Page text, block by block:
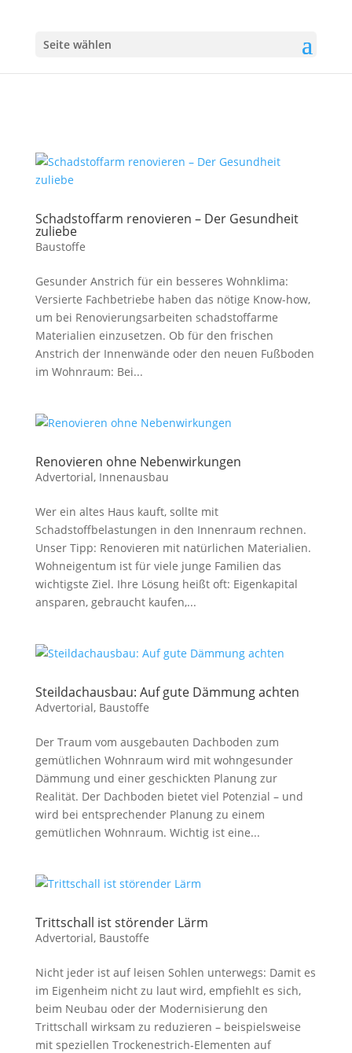
Seite wählen
Schadstoffarm renovieren – Der Gesundheit
zuliebe
Baustoffe
Gesunder Anstrich für ein besseres Wohnklima:
Versierte Fachbetriebe haben das nötige Know-how,
um bei Renovierungsarbeiten schadstoffarme
Materialien einzusetzen. Ob für den frischen
Anstrich der Innenwände oder den neuen Fußboden
im Wohnraum: Bei...
Renovieren ohne Nebenwirkungen
Advertorial, Innenausbau
Wer ein altes Haus kauft, sollte mit
Schadstoffbelastungen in den Innenraum rechnen.
Unser Tipp: Renovieren mit natürlichen Materialien.
Wohneigentum ist für viele junge Familien das
wichtigste Ziel. Ihre Lösung heißt oft: Eigenkapital
ansparen, gebraucht kaufen,...
Steildachausbau: Auf gute Dämmung achten
Advertorial, Baustoffe
Der Traum vom ausgebauten Dachboden zum
gemütlichen Wohnraum wird mit wohngesunder
Dämmung und einer geschickten Planung zur
Realität. Der Dachboden bietet viel Potenzial – und
wird bei entsprechender Planung zu einem
gemütlichen Wohnraum. Wichtig ist eine...
Trittschall ist störender Lärm
Advertorial, Baustoffe
Nicht jeder ist auf leisen Sohlen unterwegs: Damit es
im Eigenheim nicht zu laut wird, empfiehlt es sich,
beim Neubau oder der Modernisierung den
Trittschall wirksam zu reduzieren – beispielsweise
mit speziellen Trockenestrich-Elementen auf